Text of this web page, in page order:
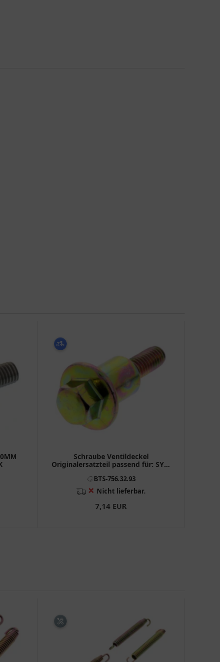
Schraube Ventildeckel
Originalersatzteil passend für: SYM
BTS-756.32.93
❌ Nicht lieferbar.
7,14 EUR